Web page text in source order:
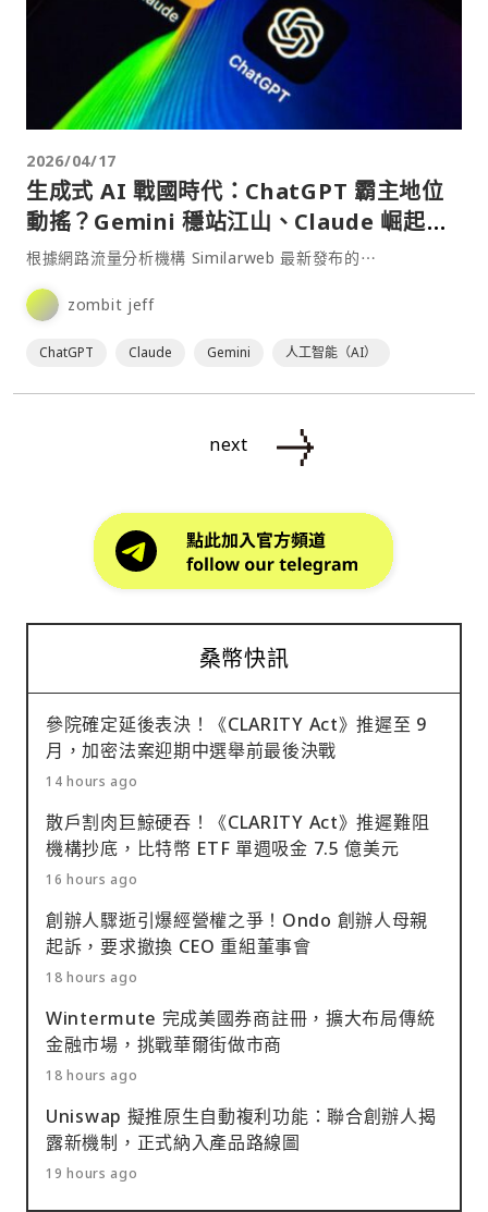
2026/04/17
生成式 AI 戰國時代：ChatGPT 霸主地位
動搖？Gemini 穩站江山、Claude 崛起速
度驚人
根據網路流量分析機構 Similarweb 最新發布的⋯
zombit jeff
ChatGPT Claude Gemini 人工智能（AI）
next
桑幣快訊
參院確定延後表決！《CLARITY Act》推遲至 9
月，加密法案迎期中選舉前最後決戰
14 hours ago
散戶割肉巨鯨硬吞！《CLARITY Act》推遲難阻
機構抄底，比特幣 ETF 單週吸金 7.5 億美元
16 hours ago
創辦人驟逝引爆經營權之爭！Ondo 創辦人母親
起訴，要求撤換 CEO 重組董事會
18 hours ago
Wintermute 完成美國券商註冊，擴大布局傳統
金融市場，挑戰華爾街做市商
18 hours ago
Uniswap 擬推原生自動複利功能：聯合創辦人揭
露新機制，正式納入產品路線圖
19 hours ago